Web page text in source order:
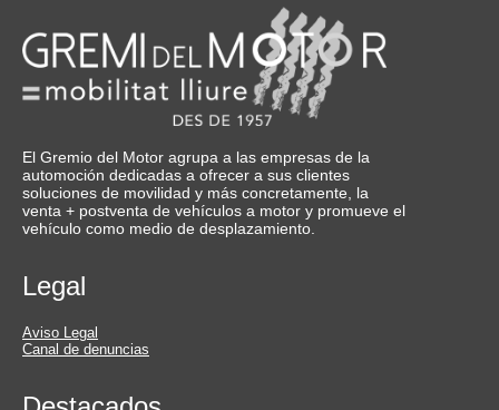
El Gremio del Motor agrupa a las empresas de la
automoción dedicadas a ofrecer a sus clientes
soluciones de movilidad y más concretamente, la
venta + postventa de vehículos a motor y promueve el
vehículo como medio de desplazamiento.
Legal
Aviso Legal
Canal de denuncias